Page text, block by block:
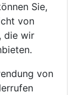
Sie,
von
die wir
von